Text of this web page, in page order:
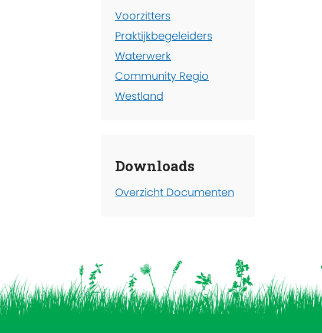
Voorzitters
Praktijkbegeleiders
Waterwerk
Community Regio
Westland
Downloads
Overzicht Documenten